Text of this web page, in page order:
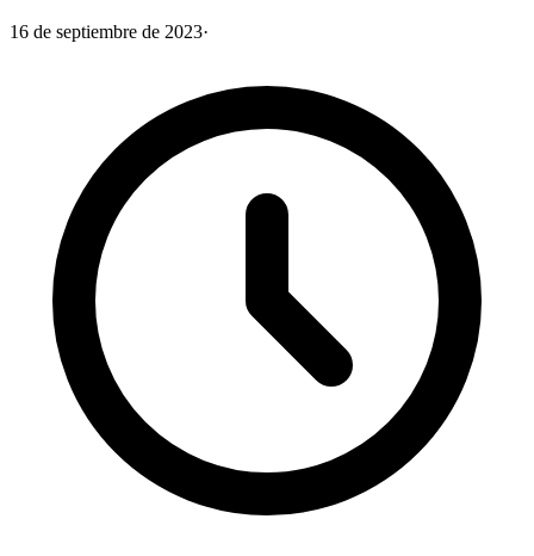
16 de septiembre de 2023·